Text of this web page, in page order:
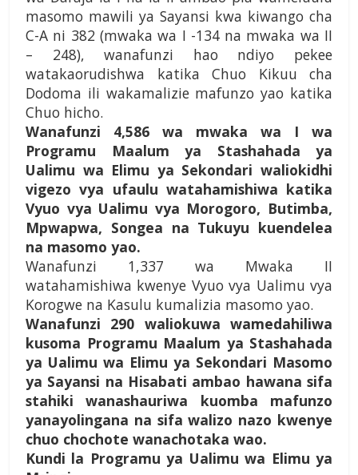
masomo mawili ya Sayansi kwa kiwango cha
C-A ni 382 (mwaka wa I -134 na mwaka wa II
– 248), wanafunzi hao ndiyo pekee
watakaorudishwa katika Chuo Kikuu cha
Dodoma ili wakamalizie mafunzo yao katika
Chuo hicho.
Wanafunzi 4,586 wa mwaka wa I wa
Programu Maalum ya Stashahada ya
Ualimu wa Elimu ya Sekondari waliokidhi
vigezo vya ufaulu watahamishiwa katika
Vyuo vya Ualimu vya Morogoro, Butimba,
Mpwapwa, Songea na Tukuyu kuendelea
na masomo yao.
Wanafunzi 1,337 wa Mwaka II
watahamishiwa kwenye Vyuo vya Ualimu vya
Korogwe na Kasulu kumalizia masomo yao.
Wanafunzi 290 waliokuwa wamedahiliwa
kusoma Programu Maalum ya Stashahada
ya Ualimu wa Elimu ya Sekondari Masomo
ya Sayansi na Hisabati ambao hawana sifa
stahiki wanashauriwa kuomba mafunzo
yanayolingana na sifa walizo nazo kwenye
chuo chochote wanachotaka wao.
Kundi la Programu ya Ualimu wa Elimu ya